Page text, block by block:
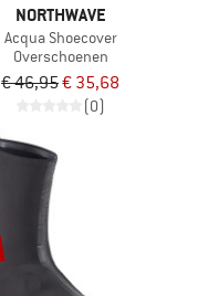
NORTHWAVE
Acqua Shoecover
Overschoenen
€ 46,95€ 35,68
(0)